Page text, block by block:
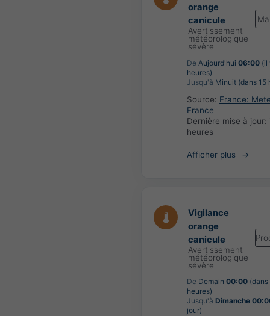
orange
canicule
Avertissement
météorologique
sévère
De Aujourd'hui 06:00 (il
heures)
Jusqu'à Minuit (dans 15
Source: France:
France
Dernière mise à jour:
heures
Afficher plus
Vigilance
orange
canicule
Avertissement
météorologique
sévère
De Demain 00:00 (dans
heures)
Jusqu'à Dimanche
jour)